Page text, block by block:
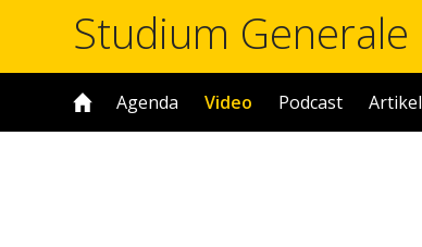
Studium Generale
Agenda Video Podcast